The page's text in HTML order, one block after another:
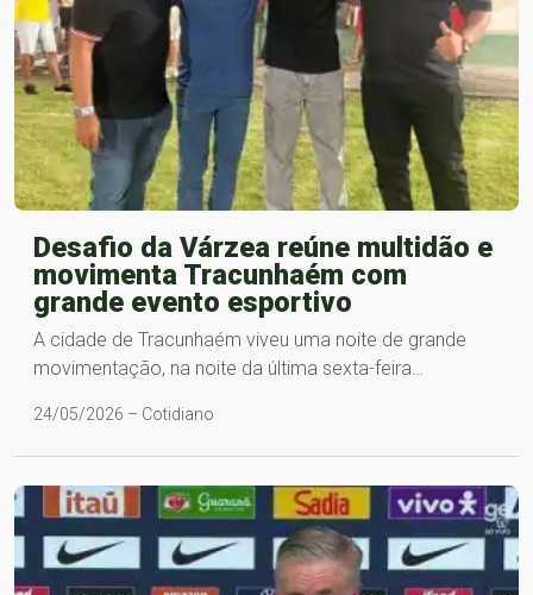
Desafio da Várzea reúne multidão e
movimenta Tracunhaém com
grande evento esportivo
A cidade de Tracunhaém viveu uma noite de grande
movimentação, na noite da última sexta-feira…
24/05/2026 – Cotidiano